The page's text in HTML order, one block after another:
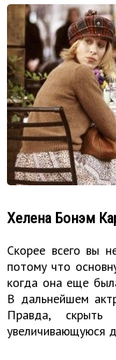
Хелена Бонэм
Скорее всего вы
потому что
когда она еще
В дальнейшем
Правда,
увеличивающуюся